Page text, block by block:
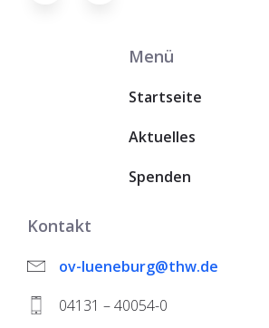
Menü
Startseite
Aktuelles
Spenden
Kontakt
ov-lueneburg@thw.de
04131 – 40054-0